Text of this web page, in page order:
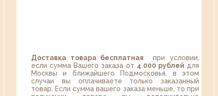
Доставка товара бесплатная при условии,
если сумма Вашего заказа от 4 000 рублей для
Москвы и ближайшего Подмосковья, в этом
случаи вы оплачиваете только заказанный
товар. Если сумма вашего заказа меньше, то при